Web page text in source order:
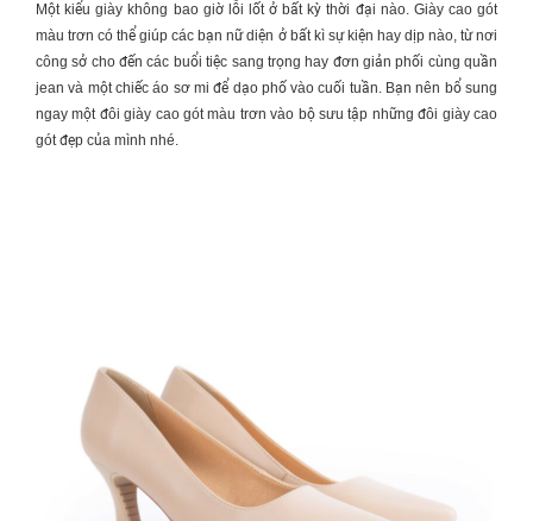
Một kiểu giày không bao giờ lỗi lốt ở bất kỳ thời đại nào. Giày cao gót
màu trơn có thể giúp các bạn nữ diện ở bất kì sự kiện hay dịp nào, từ nơi
công sở cho đến các buổi tiệc sang trọng hay đơn giản phối cùng quần
jean và một chiếc áo sơ mi để dạo phố vào cuối tuần. Bạn nên bổ sung
ngay một đôi giày cao gót màu trơn vào bộ sưu tập những đôi giày cao
gót đẹp của mình nhé.